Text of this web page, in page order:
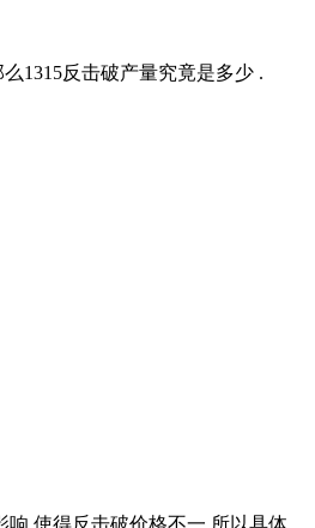
1315反击破产量究竟是多少 .
响,使得反击破价格不一,所以具体